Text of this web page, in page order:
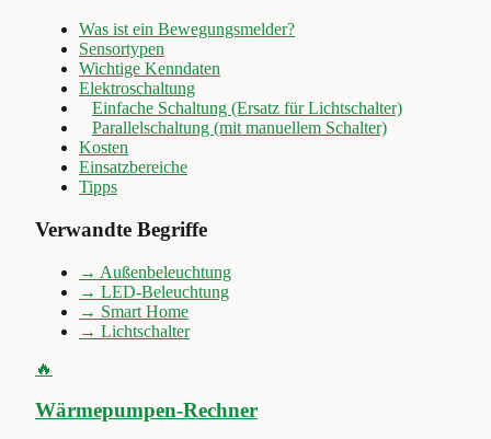
Was ist ein Bewegungsmelder?
Sensortypen
Wichtige Kenndaten
Elektroschaltung
Einfache Schaltung (Ersatz für Lichtschalter)
Parallelschaltung (mit manuellem Schalter)
Kosten
Einsatzbereiche
Tipps
Verwandte Begriffe
→ Außenbeleuchtung
→ LED-Beleuchtung
→ Smart Home
→ Lichtschalter
🔥
Wärmepumpen-Rechner